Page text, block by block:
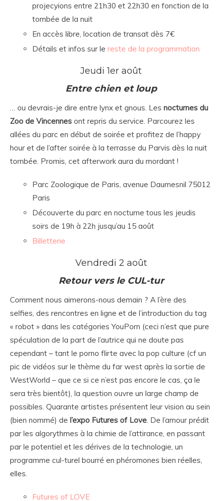
projecyions entre 21h30 et 22h30 en fonction de la
tombée de la nuit
En accès libre, location de transat dès 7€
Détails et infos sur le reste de la programmation
Jeudi 1er août
Entre chien et loup
… ou devrais-je dire entre lynx et gnous. Les nocturnes du
Zoo de Vincennes ont repris du service. Parcourez les
allées du parc en début de soirée et profitez de l’happy
hour et de l’after soirée à la terrasse du Parvis dès la nuit
tombée. Promis, cet afterwork aura du mordant !
Parc Zoologique de Paris, avenue Daumesnil 75012
Paris
Découverte du parc en nocturne tous les jeudis
soirs de 19h à 22h jusqu’au 15 août
Billetterie
Vendredi 2 août
Retour vers le CUL-tur
Comment nous aimerons-nous demain ? A l’ère des
selfies, des rencontres en ligne et de l’introduction du tag
« robot » dans les catégories YouPorn (ceci n’est que pure
spéculation de la part de l’autrice qui ne doute pas
cependant – tant le porno flirte avec la pop culture (cf un
pic de vidéos sur le thème du far west après la sortie de
WestWorld – que ce si ce n’est pas encore le cas, ça le
sera très bientôt), la question ouvre un large champ de
possibles. Quarante artistes présentent leur vision au sein
(bien nommé) de l’expo Futures of Love. De l’amour prédit
par les algorythmes à la chimie de l’attirance, en passant
par le potentiel et les dérives de la technologie, un
programme cul-turel bourré en phéromones bien réelles,
elles.
Futures of LOVE